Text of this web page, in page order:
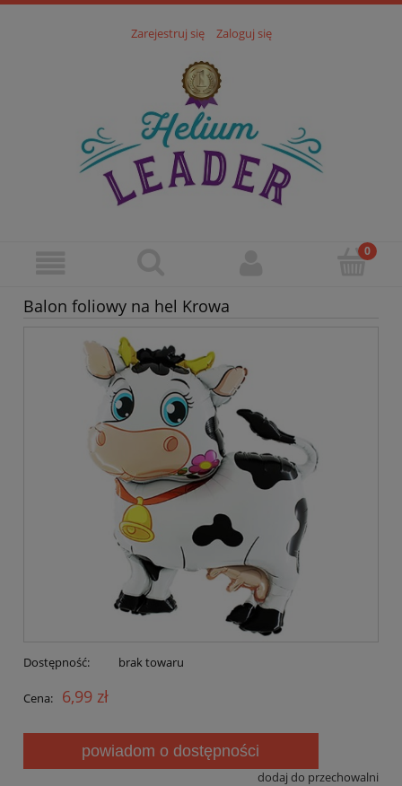
Zarejestruj się Zaloguj się
Balon foliowy na hel Krowa
Dostępność: brak towaru
Cena: 6,99 zł
powiadom o dostępności
dodaj do przechowalni